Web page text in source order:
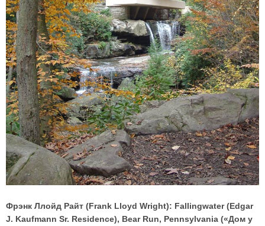
Фрэнк Ллойд Райт (Frank Lloyd Wright): Fallingwater (Edgar
J. Kaufmann Sr. Residence), Bear Run, Pennsylvania («Дом у